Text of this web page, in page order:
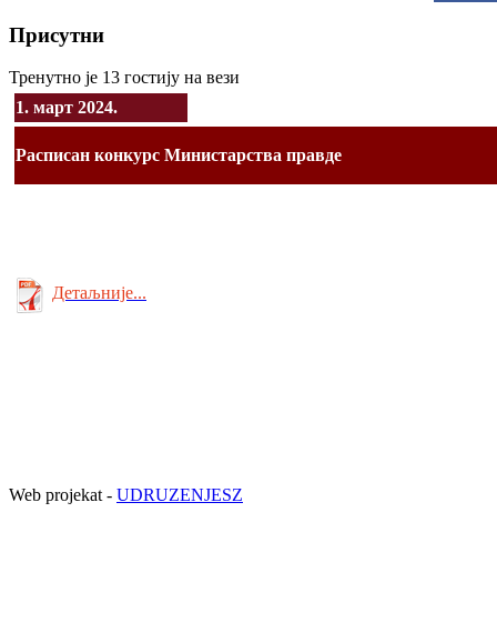
Присутни
Тренутно је 13 гостију на вези
1. март 2024.
Расписан конкурс Министарства правде
Детаљније...
Web projekat - UDRUZENJESZ